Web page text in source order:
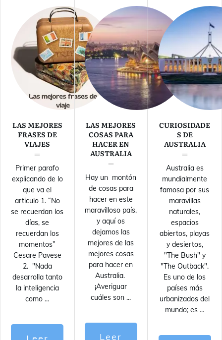
LAS MEJORES
FRASES DE
VIAJES
Primer parafo
explicando de lo
que va el
articulo 1. “No
se recuerdan los
días, se
recuerdan los
momentos”
Cesare Pavese
2. "Nada
desarrolla tanto
la inteligencia
como ...
LAS MEJORES
COSAS PARA
HACER EN
AUSTRALIA
Hay un montón
de cosas para
hacer en este
maravilloso país,
y aquí os
dejamos las
mejores de las
mejores cosas
para hacer en
Australia.
¡Averiguar
cuáles son ...
Leer
CURIOSIDADE
S DE
AUSTRALIA
Australia es
mundialmente
famosa por sus
maravillas
naturales,
espacios
abiertos, playas
y desiertos,
"The Bush" y
"The Outback".
Es uno de los
países más
urbanizados del
mundo; es ...